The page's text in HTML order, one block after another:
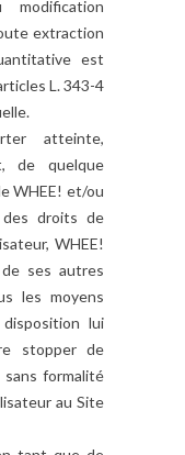
modification
extraction
est
L. 343-4
atteinte,
de quelque
WHEE! et/ou
droits de
WHEE!
ses autres
les moyens
lui
stopper de
formalité
au Site